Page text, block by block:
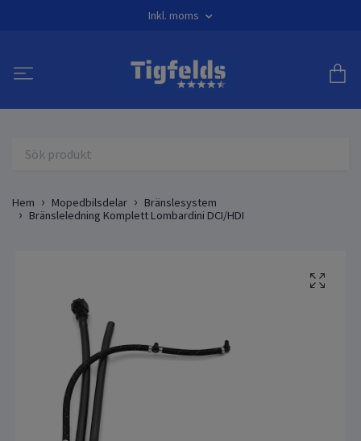
Inkl. moms
Hem Mopedbilsdelar
Bränslesystem
Bränsleledning Komplett Lombardini DCI/HDI